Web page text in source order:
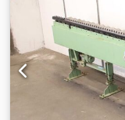
pièce -
Épaisseur
Largeur de travail
supérieur : environ
inférieur : environ
inférieurs :
1,5 x 1,6 mètre /